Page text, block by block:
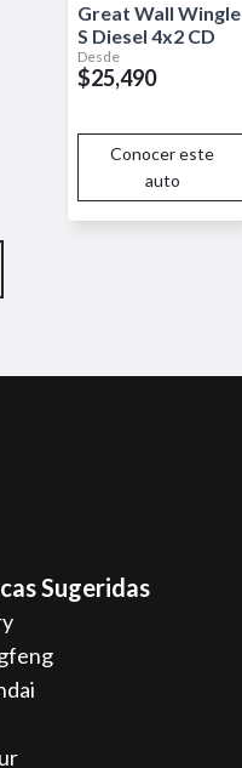
Great Wall Wingle
S Diesel 4x2 CD
Desde
$25,490
Conocer este
auto
Sugeridas